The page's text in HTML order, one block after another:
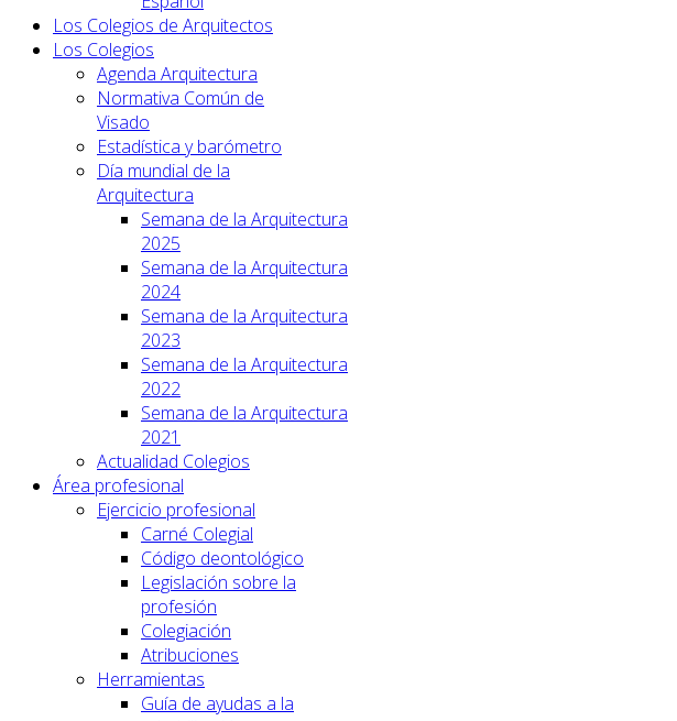
Los Colegios de Arquitectos
Los Colegios
Agenda Arquitectura
Normativa Común de
Visado
Estadística y barómetro
Día mundial de la
Arquitectura
Semana de la Arquitectura
2025
Semana de la Arquitectura
2024
Semana de la Arquitectura
2023
Semana de la Arquitectura
2022
Semana de la Arquitectura
2021
Actualidad Colegios
Área profesional
Ejercicio profesional
Carné Colegial
Código deontológico
Legislación sobre la
profesión
Colegiación
Atribuciones
Herramientas
Guía de ayudas a la